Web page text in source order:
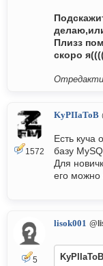
Плизз
скоро
1572
KyPIIaToB
Есть куча
базу
Для
его можно
5
lisok001
KyPIIaToB